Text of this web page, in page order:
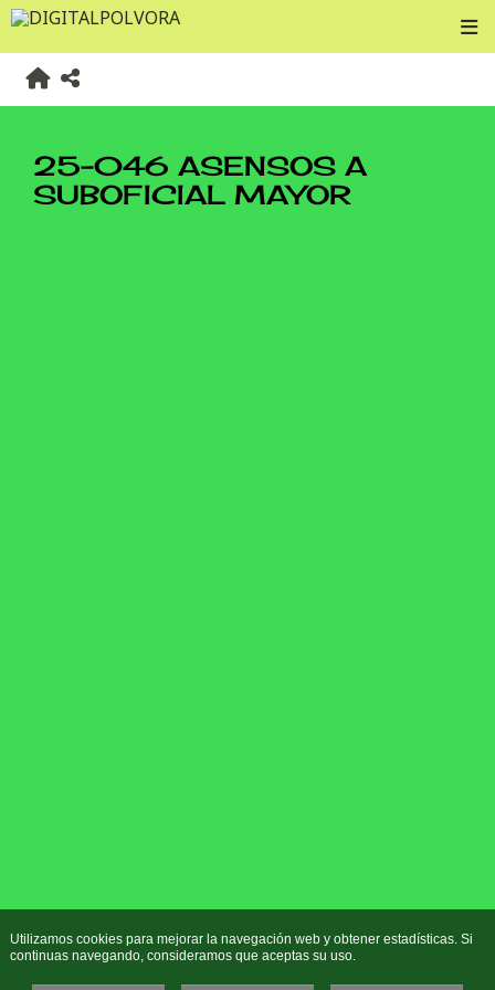
25-046 ASENSOS A
SUBOFICIAL MAYOR
Utilizamos cookies para mejorar la navegación web y obtener estadísticas. Si
continuas navegando, consideramos que aceptas su uso.